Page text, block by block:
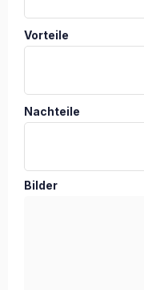
Vorteile
Nachteile
Bilder